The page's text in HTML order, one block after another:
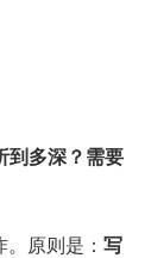
到多深？需要
原则是： 写